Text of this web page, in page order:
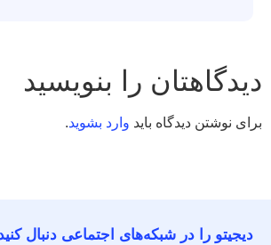
دیدگاهتان را بنویسید
برای نوشتن دیدگاه باید وارد بشوید.
دیجیتو را در شبکه‌های اجتماعی دنبال